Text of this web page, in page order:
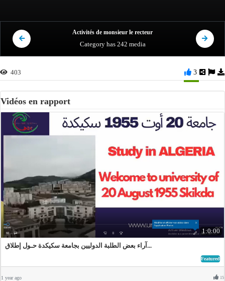
Activités de monsieur le recteur
Categoryhas 242 media
403 3
Vidéos en rapport
1:0:00
آراء بعض الطلبة الدوليين بجامعة سكيكدة حـول إطلاق...
Featured
1 year ago 15